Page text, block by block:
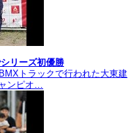
リーズ初優勝
トラックで行われた大東建
ンピオ…